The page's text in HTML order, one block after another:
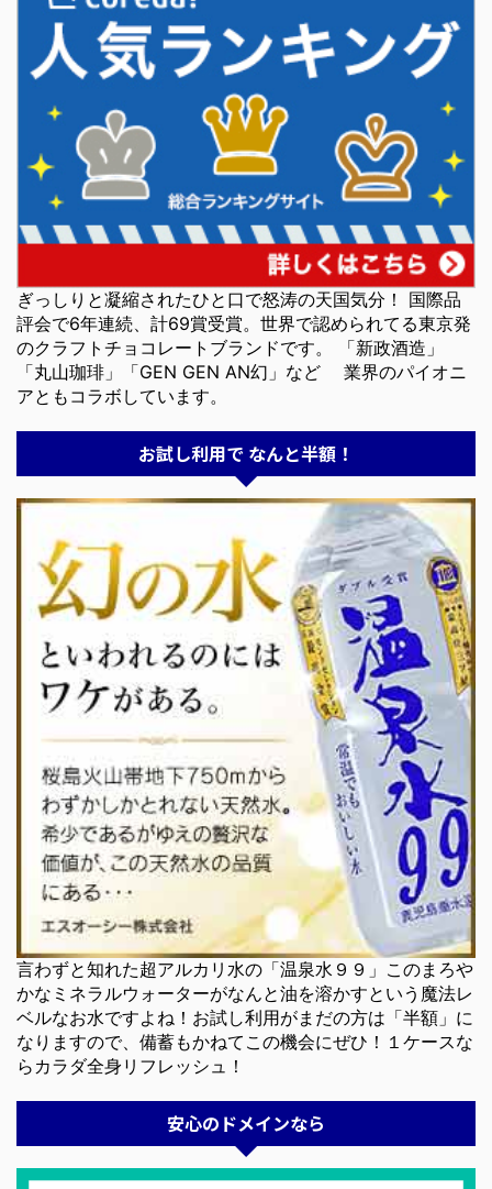
ぎっしりと凝縮されたひと口で怒涛の天国気分！ 国際品
評会で6年連続、計69賞受賞。世界で認められてる東京発
のクラフトチョコレートブランドです。 「新政酒造」
「丸山珈琲」「GEN GEN AN幻」など 業界のパイオニ
アともコラボしています。
お試し利用で なんと半額！
言わずと知れた超アルカリ水の「温泉水９９」このまろや
かなミネラルウォーターがなんと油を溶かすという魔法レ
ベルなお水ですよね！お試し利用がまだの方は「半額」に
なりますので、備蓄もかねてこの機会にぜひ！１ケースな
らカラダ全身リフレッシュ！
安心のドメインなら